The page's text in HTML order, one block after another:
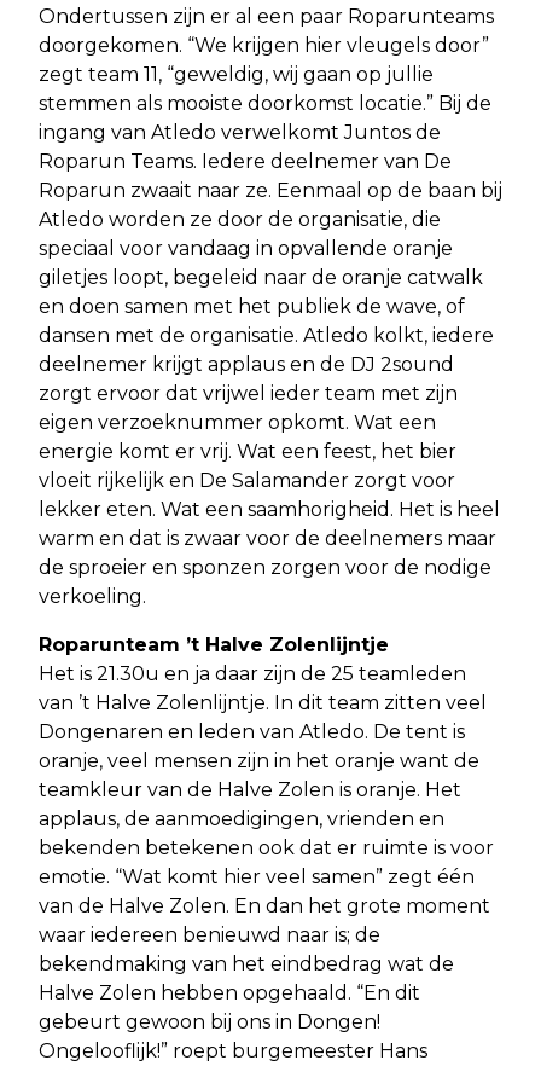
Ondertussen zijn er al een paar Roparunteams
doorgekomen. “We krijgen hier vleugels door”
zegt team 11, “geweldig, wij gaan op jullie
stemmen als mooiste doorkomst locatie.” Bij de
ingang van Atledo verwelkomt Juntos de
Roparun Teams. Iedere deelnemer van De
Roparun zwaait naar ze. Eenmaal op de baan bij
Atledo worden ze door de organisatie, die
speciaal voor vandaag in opvallende oranje
giletjes loopt, begeleid naar de oranje catwalk
en doen samen met het publiek de wave, of
dansen met de organisatie. Atledo kolkt, iedere
deelnemer krijgt applaus en de DJ 2sound
zorgt ervoor dat vrijwel ieder team met zijn
eigen verzoeknummer opkomt. Wat een
energie komt er vrij. Wat een feest, het bier
vloeit rijkelijk en De Salamander zorgt voor
lekker eten. Wat een saamhorigheid. Het is heel
warm en dat is zwaar voor de deelnemers maar
de sproeier en sponzen zorgen voor de nodige
verkoeling.
Roparunteam ’t Halve Zolenlijntje
Het is 21.30u en ja daar zijn de 25 teamleden
van ’t Halve Zolenlijntje. In dit team zitten veel
Dongenaren en leden van Atledo. De tent is
oranje, veel mensen zijn in het oranje want de
teamkleur van de Halve Zolen is oranje. Het
applaus, de aanmoedigingen, vrienden en
bekenden betekenen ook dat er ruimte is voor
emotie. “Wat komt hier veel samen” zegt één
van de Halve Zolen. En dan het grote moment
waar iedereen benieuwd naar is; de
bekendmaking van het eindbedrag wat de
Halve Zolen hebben opgehaald. “En dit
gebeurt gewoon bij ons in Dongen!
Ongelooflijk!” roept burgemeester Hans